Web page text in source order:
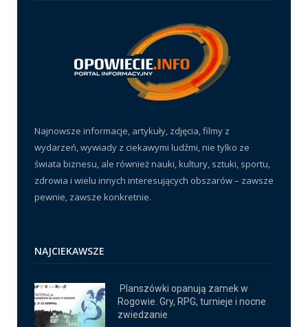
Najnowsze informacje, artykuły, zdjęcia, filmy z
wydarzeń, wywiady z ciekawymi ludźmi, nie tylko ze
świata biznesu, ale również nauki, kultury, sztuki, sportu,
zdrowia i wielu innych interesujących obszarów – zawsze
pewnie, zawsze konkretnie.
NAJCIEKAWSZE
Planszówki opanują zamek w
Rogowie. Gry, RPG, turnieje i nocne
zwiedzanie